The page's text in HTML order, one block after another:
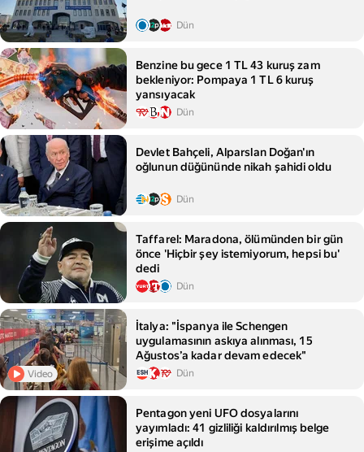
Dün
Benzine bu gece 1 TL 43 kuruş zam
bekleniyor: Pompaya 1 TL 6 kuruş
yansıyacak
Dün
Devlet Bahçeli, Alparslan Doğan'ın
oğlunun düğününde nikah şahidi oldu
Dün
Taffarel: Maradona, ölümünden bir gün
önce 'Hiçbir şey istemiyorum, hepsi bu'
dedi
Dün
Video
İtalya: "İspanya ile Schengen
uygulamasının askıya alınması, 15
Ağustos’a kadar devam edecek"
Dün
Pentagon yeni UFO dosyalarını
yayımladı: 41 gizliliği kaldırılmış belge
erişime açıldı